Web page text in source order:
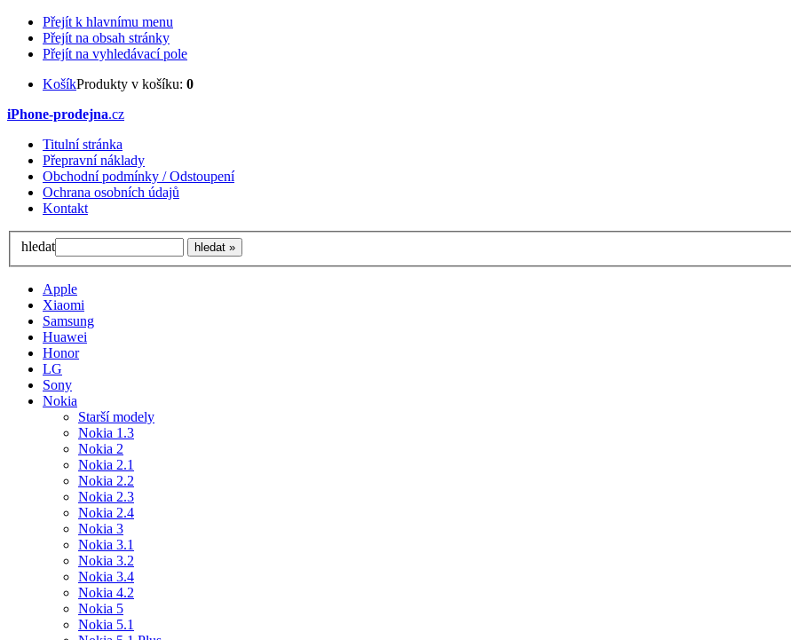
Přejít k hlavnímu menu
Přejít na obsah stránky
Přejít na vyhledávací pole
KošíkProdukty v košíku: 0
iPhone-prodejna.cz
Titulní stránka
Přepravní náklady
Obchodní podmínky / Odstoupení
Ochrana osobních údajů
Kontakt
hledat
Apple
Xiaomi
Samsung
Huawei
Honor
LG
Sony
Nokia
Starší modely
Nokia 1.3
Nokia 2
Nokia 2.1
Nokia 2.2
Nokia 2.3
Nokia 2.4
Nokia 3
Nokia 3.1
Nokia 3.2
Nokia 3.4
Nokia 4.2
Nokia 5
Nokia 5.1